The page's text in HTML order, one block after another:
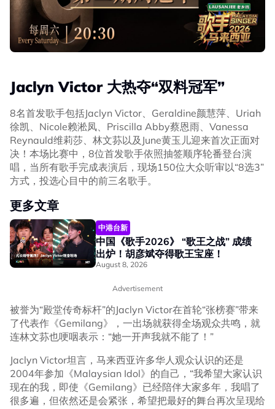
Jaclyn Victor 大热夺“双料冠军”
8名首发歌手包括Jaclyn Victor、Geraldine颜慧萍、Uriah
徐凯、Nicole赖淞凤、Priscilla Abby蔡恩雨、Vanessa
Reynauld维莉莎、林文荪以及June黄玉儿迎来首次正面对
决！本场比赛中，8位首发歌手依照抽签顺序轮番登台演
唱，当所有歌手完成表演后，现场150位大众听审以“8选3”
方式，投选心目中的前三名歌手。
更多文章
中港台新
中国《歌手2026》 “歌王之战” 成绩
出炉！胡彦斌夺得歌王宝座！
August 8, 2026
Advertisement
被誉为“殿堂传奇标杆”的Jaclyn Victor在首轮“张榜赛”带来
了代表作《Gemilang》，一出场就获得全场观众共鸣，就
连林文荪也哽咽表示：“她一开声我就不能了！”
Jaclyn Victor坦言，马来西亚许多华人观众认识的还是
2004年参加《Malaysian Idol》的自己，“我希望大家认识
现在的我，即使《Gemilang》已经陪伴大家多年，我唱了
很多遍，但依然还是会紧张，希望把最好的舞台再次呈现给